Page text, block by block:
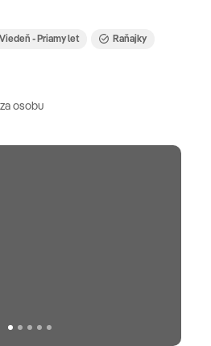
Viedeň - Priamy let
Raňajky
za osobu